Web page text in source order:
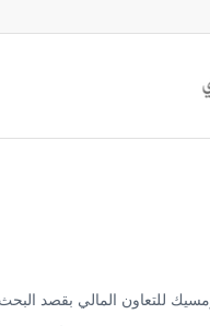
المالي بقصد البحث في “تطوير